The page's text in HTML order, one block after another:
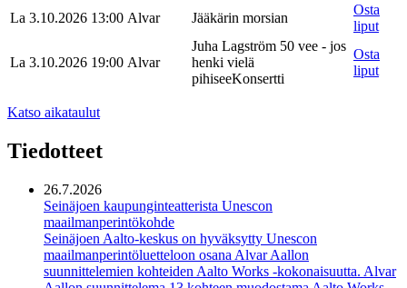
La 3.10.2026 13:00 Alvar Jääkärin morsian
Osta
liput
La 3.10.2026 19:00 Alvar
Juha Lagström 50 vee - jos
henki vielä
pihiseeKonsertti
Osta
liput
Katso aikataulut
Tiedotteet
26.7.2026
Seinäjoen kaupunginteatterista Unescon
maailmanperintökohde
Seinäjoen Aalto-keskus on hyväksytty Unescon
maailmanperintöluetteloon osana Alvar Aallon
suunnittelemien kohteiden Aalto Works -kokonaisuutta. Alvar